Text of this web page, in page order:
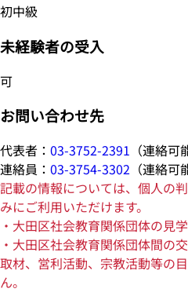
初中級
未経験者の受入
可
お問い合わせ先
代表者： 03-3752-2391 （連絡
連絡員： 03-3754-3302 （連絡
記載の情報については、個人の
みにご利用いただけます。
・大田区社会教育関係団体の見
・大田区社会教育関係団体間の
取材、営利活動、宗教活動等の
ん。